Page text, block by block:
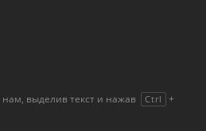
выделив текст и нажав Ctrl +